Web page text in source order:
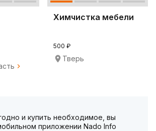
Химчистка мебели
500 ₽
Тверь
и купить необходимое, вы
приложении Nado Info